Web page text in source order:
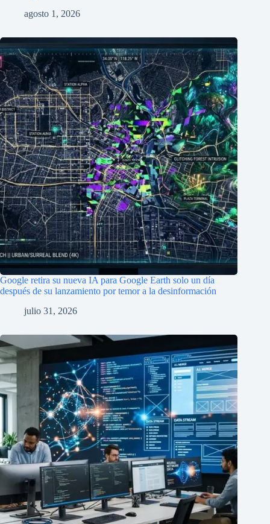
agosto 1, 2026
Google retira su nueva IA para Google Earth solo un día
después de su lanzamiento por temor a la desinformación
julio 31, 2026